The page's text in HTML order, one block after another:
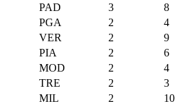
PAD 3
8
PGA 2
4
VER 2
9
PIA 2
6
MOD 2
4
TRE 2
3
MIL 2
10